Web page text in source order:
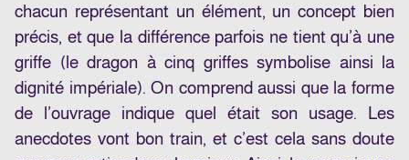
chacun représentant un élément, un concept bien
précis, et que la différence parfois ne tient qu’à une
griffe (le dragon à cinq griffes symbolise ainsi la
dignité impériale). On comprend aussi que la forme
de l’ouvrage indique quel était son usage. Les
anecdotes vont bon train, et c’est cela sans doute